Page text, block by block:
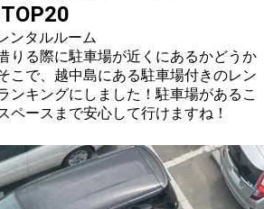
ンタルルーム
りる際に駐車場が近くにあるかどうか
こで、越中島にある駐車場付きのレン
ンキングにしました！駐車場があるこ
ペースまで安心して行けますね！